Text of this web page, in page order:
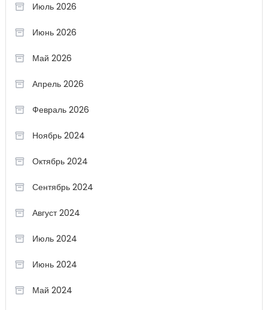
Июль 2026
Июнь 2026
Май 2026
Апрель 2026
Февраль 2026
Ноябрь 2024
Октябрь 2024
Сентябрь 2024
Август 2024
Июль 2024
Июнь 2024
Май 2024